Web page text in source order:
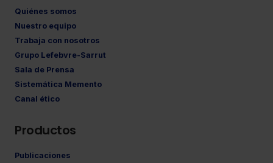
Quiénes somos
Nuestro equipo
Trabaja con nosotros
Grupo Lefebvre-Sarrut
Sala de Prensa
Sistemática Memento
Canal ético
Productos
Publicaciones